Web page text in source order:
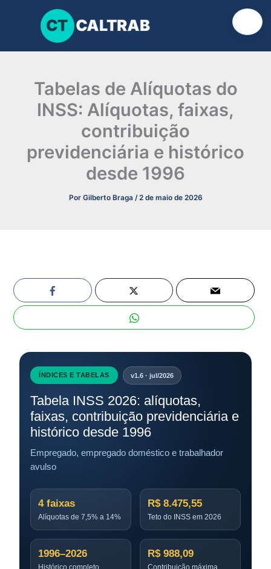
conteúdo
Tabelas de Alíquotas do
INSS: Alíquotas, faixas,
contribuição
previdenciária e histórico
desde 1996
Por Gilberto Braga /2 de maio de 2026
ÍNDICES E TABELAS v1.6 · jul/2026
Tabela INSS 2026: alíquotas,
faixas, contribuição previdenciária e
histórico desde 1996
Empregado, empregado doméstico e trabalhador
avulso
4 faixas
Alíquotas de 7,5% a 14%
R$ 8.475,55
Teto do INSS em 2026
1996–2026
Histórico completo
R$ 988,09
Contribuição máxima